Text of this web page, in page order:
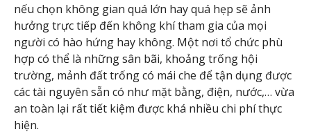
nếu chọn không gian quá lớn hay quá hẹp sẽ ảnh
hưởng trực tiếp đến không khí tham gia của mọi
người có hào hứng hay không. Một nơi tổ chức phù
hợp có thể là những sân bãi, khoảng trống hội
trường, mảnh đất trống có mái che để tận dụng được
các tài nguyên sẵn có như mặt bằng, điện, nước,… vừa
an toàn lại rất tiết kiệm được khá nhiều chi phí thực
hiện.